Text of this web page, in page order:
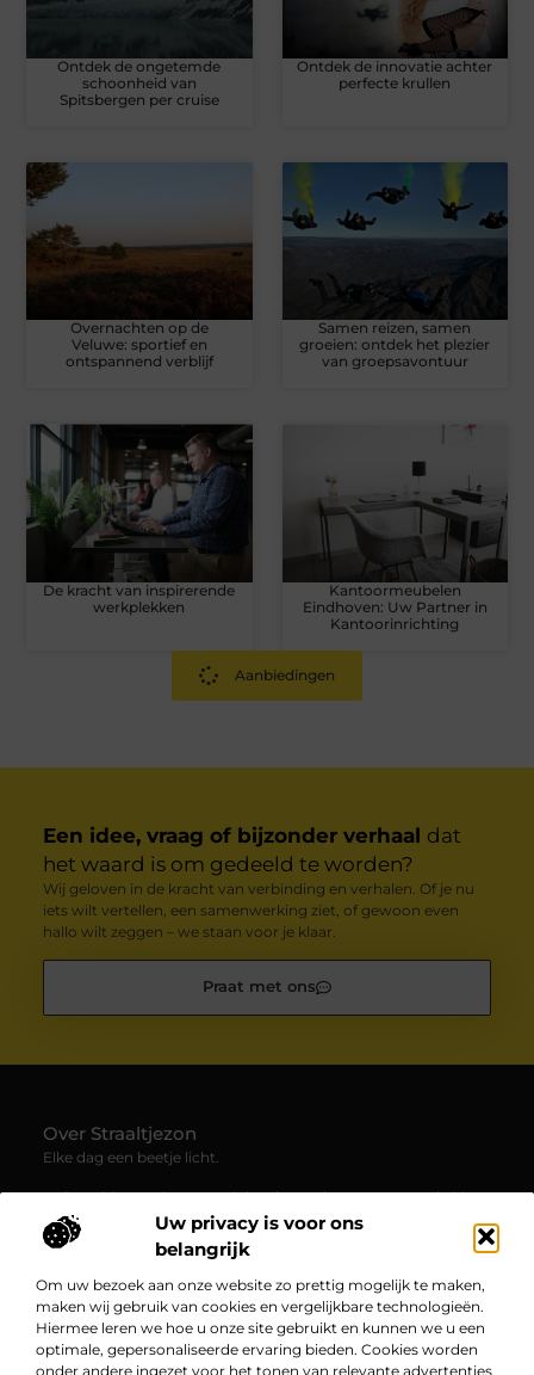
Uw privacy is voor ons
belangrijk
Om uw bezoek aan onze website zo prettig mogelijk te maken,
maken wij gebruik van cookies en vergelijkbare technologieën.
Hiermee leren we hoe u onze site gebruikt en kunnen we u een
optimale, gepersonaliseerde ervaring bieden. Cookies worden
onder andere ingezet voor het tonen van relevante advertenties
Ontdek de ongetemde
schoonheid van
Spitsbergen per cruise
Ontdek de innovatie achter
perfecte krullen
Overnachten op de
Veluwe: sportief en
ontspannend verblijf
Samen reizen, samen
groeien: ontdek het plezier
van groepsavontuur
De kracht van inspirerende
werkplekken
Kantoormeubelen
Eindhoven: Uw Partner in
Kantoorinrichting
Aanbiedingen
Een idee, vraag of bijzonder verhaal dat
het waard is om gedeeld te worden?
Wij geloven in de kracht van verbinding en verhalen. Of je nu
iets wilt vertellen, een samenwerking ziet, of gewoon even
hallo wilt zeggen – we staan voor je klaar.
Praat met ons
Over Straaltjezon
Elke dag een beetje licht.
— Straaltjezon.nl verzamelt inspirerende en verrassende blogs
en artikelen over allerlei facetten van het dagelijks leven. Een
plek waar je nieuwe inzichten en positieve verhalen ontdekt.
Bericht categorie